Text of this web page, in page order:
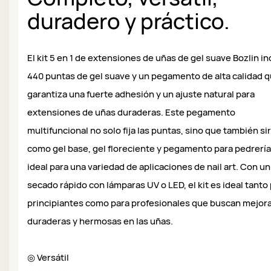
duradero y práctico.
El kit 5 en 1 de extensiones de uñas de gel suave Bozlin
440 puntas de gel suave y un pegamento de alta calidad
garantiza una fuerte adhesión y un ajuste natural para
extensiones de uñas duraderas. Este pegamento
multifuncional no solo fija las puntas, sino que también
como gel base, gel floreciente y pegamento para
ideal para una variedad de aplicaciones de nail art. Con un
secado rápido con lámparas UV o LED, el kit es ideal tanto
principiantes como para profesionales que buscan
duraderas y hermosas en las uñas.
◎ Versátil